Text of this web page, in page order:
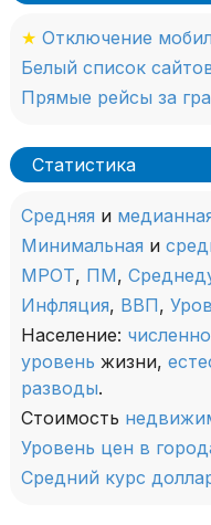
★ Отключение
Белый список
Прямые рейсы за
Статистика
Средняя и
Минимальная и
МРОТ, ПМ,
Инфляция, ВВП,
Население:
уровень жизни,
разводы.
Стоимость
Уровень цен в
Средний курс